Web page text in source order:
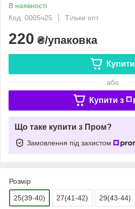
В наявності
Код: 0005ч25
Тільки опт
220 ₴/упаковка
Купити
або
Купити з
Що таке купити з Пром?
Замовлення під захистом
Розмір
25(39-40) 27(41-42) 29(43-44)